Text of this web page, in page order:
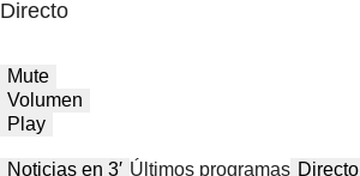
Directo
Mute
Volumen
Play
Noticias en 3′ Últimos programas Directo